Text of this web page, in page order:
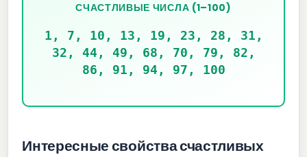
СЧАСТЛИВЫЕ ЧИСЛА (1–100)
1, 7, 10, 13, 19, 23, 28, 31,
32, 44, 49, 68, 70, 79, 82,
86, 91, 94, 97, 100
Интересные свойства счастливых